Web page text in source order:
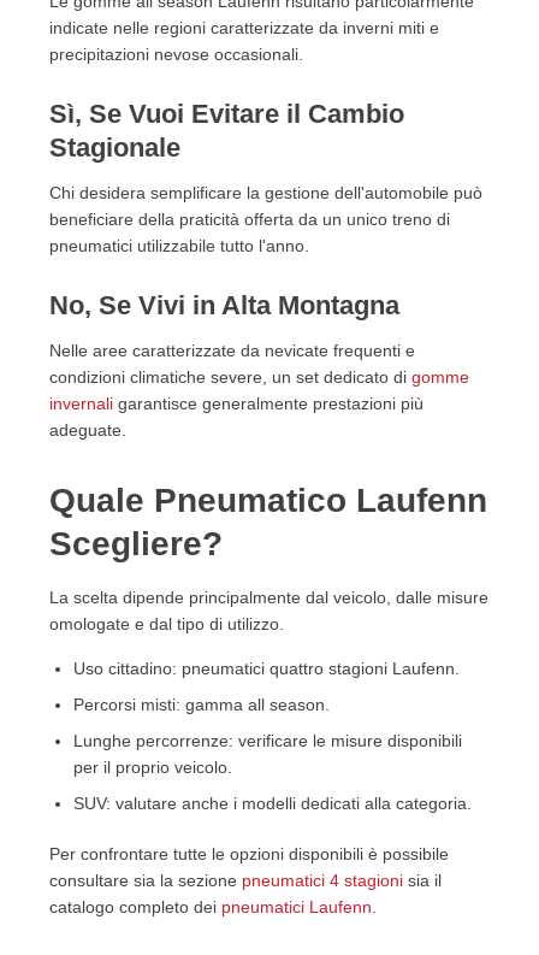
indicate nelle regioni caratterizzate da inverni miti e
precipitazioni nevose occasionali.
Sì, Se Vuoi Evitare il Cambio
Stagionale
Chi desidera semplificare la gestione dell'automobile può
beneficiare della praticità offerta da un unico treno di
pneumatici utilizzabile tutto l'anno.
No, Se Vivi in Alta Montagna
Nelle aree caratterizzate da nevicate frequenti e
condizioni climatiche severe, un set dedicato di gomme
invernaligarantisce generalmente prestazioni più
adeguate.
Quale Pneumatico Laufenn
Scegliere?
La scelta dipende principalmente dal veicolo, dalle misure
omologate e dal tipo di utilizzo.
Uso cittadino: pneumatici quattro stagioni Laufenn.
Percorsi misti: gamma all season.
Lunghe percorrenze: verificare le misure disponibili
per il proprio veicolo.
SUV: valutare anche i modelli dedicati alla categoria.
Per confrontare tutte le opzioni disponibili è possibile
consultare sia la sezione pneumatici 4 stagionisia il
catalogo completo dei pneumatici Laufenn.